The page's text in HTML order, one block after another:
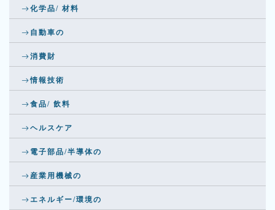
化学品/ 材料
自動車の
消費財
情報技術
食品/ 飲料
ヘルスケア
電子部品/半導体の
産業用機械の
エネルギー/環境の